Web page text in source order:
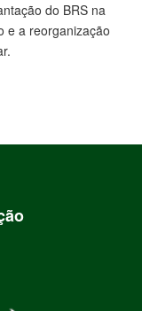
do BRS na
e a reorganização